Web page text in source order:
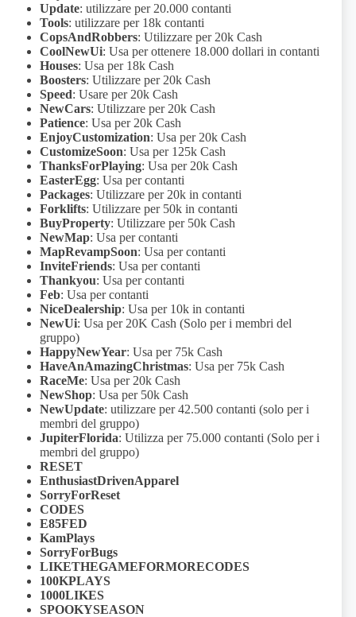
Update: utilizzare per 20.000 contanti
Tools: utilizzare per 18k contanti
CopsAndRobbers: Utilizzare per 20k Cash
CoolNewUi: Usa per ottenere 18.000 dollari in contanti
Houses: Usa per 18k Cash
Boosters: Utilizzare per 20k Cash
Speed: Usare per 20k Cash
NewCars: Utilizzare per 20k Cash
Patience: Usa per 20k Cash
EnjoyCustomization: Usa per 20k Cash
CustomizeSoon: Usa per 125k Cash
ThanksForPlaying: Usa per 20k Cash
EasterEgg: Usa per contanti
Packages: Utilizzare per 20k in contanti
Forklifts: Utilizzare per 50k in contanti
BuyProperty: Utilizzare per 50k Cash
NewMap: Usa per contanti
MapRevampSoon: Usa per contanti
InviteFriends: Usa per contanti
Thankyou: Usa per contanti
Feb: Usa per contanti
NiceDealership: Usa per 10k in contanti
NewUi: Usa per 20K Cash (Solo per i membri del
gruppo)
HappyNewYear: Usa per 75k Cash
HaveAnAmazingChristmas: Usa per 75k Cash
RaceMe: Usa per 20k Cash
NewShop: Usa per 50k Cash
NewUpdate: utilizzare per 42.500 contanti (solo per i
membri del gruppo)
JupiterFlorida: Utilizza per 75.000 contanti (Solo per i
membri del gruppo)
RESET
EnthusiastDrivenApparel
SorryForReset
CODES
E85FED
KamPlays
SorryForBugs
LIKETHEGAMEFORMORECODES
100KPLAYS
1000LIKES
SPOOKYSEASON